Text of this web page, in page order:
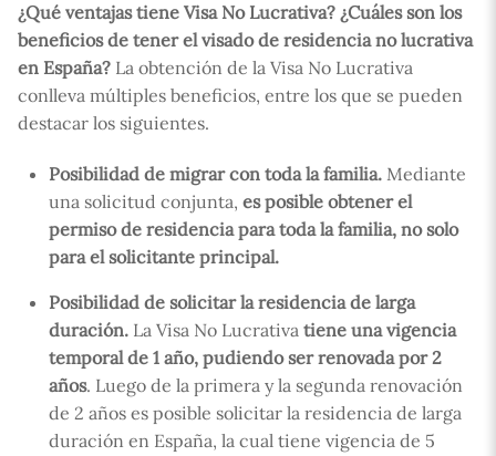
¿Qué ventajas tiene Visa No Lucrativa? ¿Cuáles son los
beneficios de tener el visado de residencia no lucrativa
en España? La obtención de la Visa No Lucrativa
conlleva múltiples beneficios, entre los que se pueden
destacar los siguientes.
Posibilidad de migrar con toda la familia.Mediante
una solicitud conjunta,es posible obtener el
permiso de residencia para toda la familia, no solo
para el solicitante principal.
Posibilidad de solicitar la residencia de larga
duración. La Visa No Lucrativatiene una vigencia
temporal de 1 año, pudiendo ser renovada por 2
años. Luego de la primera y la segunda renovación
de 2 años es posible solicitar la residencia de larga
duración en España, la cual tiene vigencia de 5